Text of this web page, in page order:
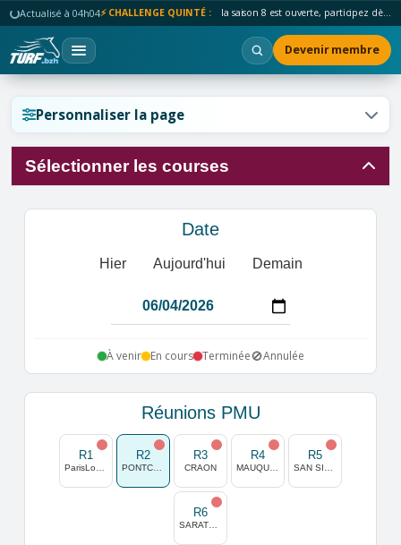
Actualisé à 04h04⚡ CHALLENGE QUINTÉ : la saison 8 est ouverte, participez dès maintenant !
Devenir membre
Personnaliser la page
Sélectionner les courses
Date
Hier Aujourd'hui Demain
À venir En cours Terminée🚫Annulée
Réunions PMU
R1 R2 R3
CRAON
R4 R5
R6
Réinitialiser l'affichage ?
Réinitialiser